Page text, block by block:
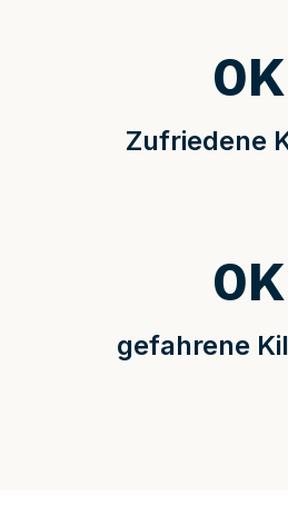
Zufriedene
0K
gefahrene
0K